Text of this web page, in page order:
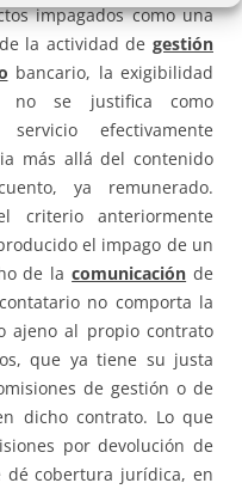
impagados como una
la actividad de gestión
bancario, la exigibilidad
no se justifica como
efectivamente
más allá del contenido
ya remunerado.
criterio anteriormente
el impago de un
de lacomunicación de
no comporta la
ajeno al propio contrato
que ya tiene su justa
de gestión o de
dicho contrato. Lo que
por devolución de
dé cobertura jurídica, en